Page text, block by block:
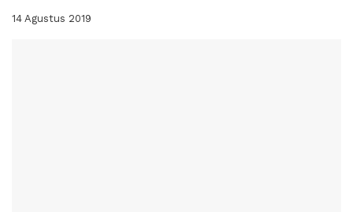
14 Agustus 2019